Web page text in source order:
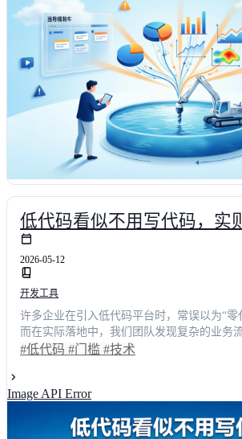
系统迭代的团队负责人，我见过太多因需求
崖”。过去，业务部门提一个审批流优化需
4.5周。中间要经历需求评审、UI设计、前
一个环节卡壳，整个链条就会停滞。我们团
版，仅因为字段校验逻辑调整，就耗费了整
侧反馈极其强烈：“等你们改完，政策都过期
式，本质上是将业务语言强行翻译为代码逻
真，最终导致交付物与真实场景严重脱节。
研发效能报告》显示，超过68%的中大型团
压，其中近半数因资源冲突被无限期搁置。
变化时，所谓的用户体验就成了空中楼阁。
急插单都会打乱原有排期，测试覆盖率被迫
升至3.2%。这种高摩擦的研发体验，不仅消
让业务方对IT部门的信任度逐年下滑。记得
队临时要求增加一个供应商资质核验弹窗。
适配全乱套，客服当天接到上百条投诉。这
穿了我们对稳定性的底线。直到我们开始引
识到：把重复造轮子的时间省下来，去打磨
体验的正解。
低代码看似不用写代码，实
2026-05-12
开发工具
许多企业在引入低代码平台时，常误以为“
而在实际落地中，我们团队发现复杂的业务
发请求背后，隐藏着极高的技术与门槛。本
项目数据，揭示企业级低代码开发的真实水
字化工具成为业务增长的加速器。
#低代码 #门槛 #技术
Image API Error